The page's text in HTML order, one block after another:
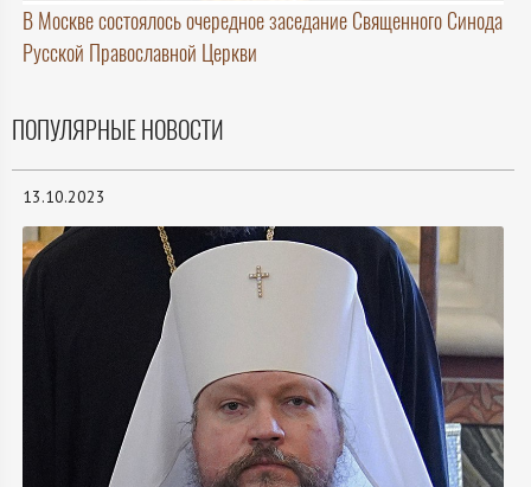
В Москве состоялось очередное заседание Священного Синода
Русской Православной Церкви
ПОПУЛЯРНЫЕ НОВОСТИ
13.10.2023